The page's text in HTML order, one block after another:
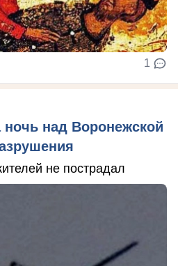
1
над Воронежской
не пострадал